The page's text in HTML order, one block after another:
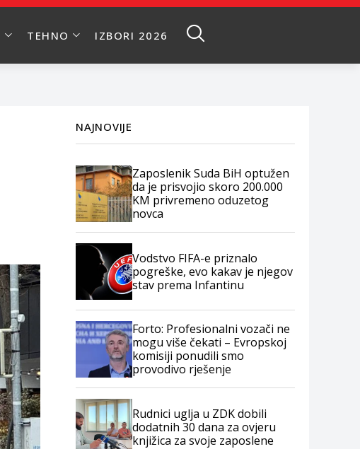
TEHNO IZBORI 2026
NAJNOVIJE
Zaposlenik Suda BiH optužen
da je prisvojio skoro 200.000
KM privremeno oduzetog
novca
Vodstvo FIFA-e priznalo
pogreške, evo kakav je njegov
stav prema Infantinu
Forto: Profesionalni vozači ne
mogu više čekati – Evropskoj
komisiji ponudili smo
provodivo rješenje
Rudnici uglja u ZDK dobili
dodatnih 30 dana za ovjeru
knjižica za svoje zaposlene